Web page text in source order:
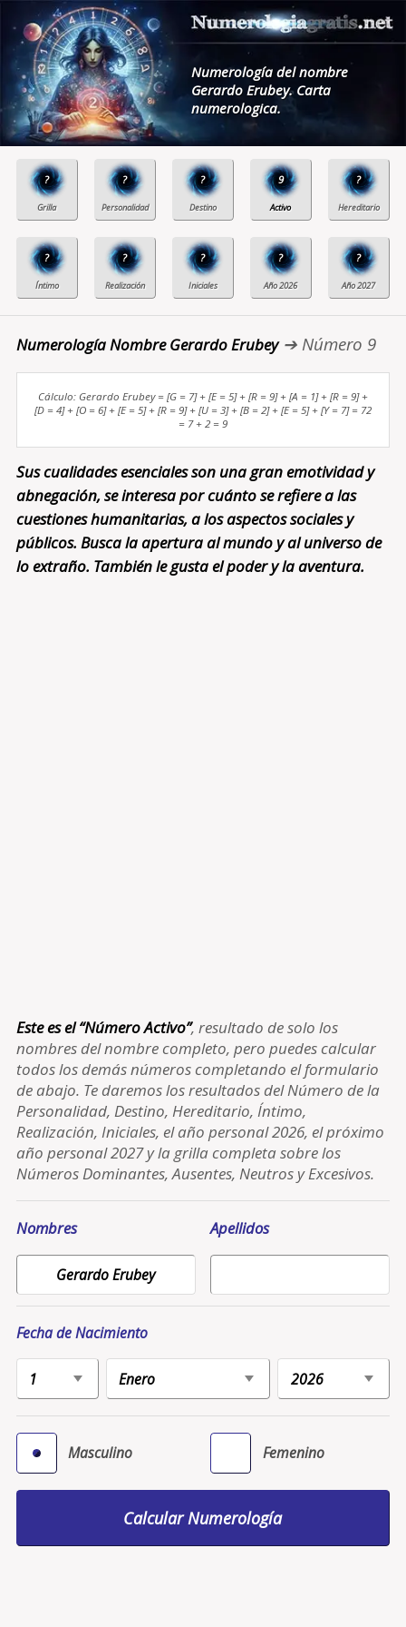
Numerología del nombre
Gerardo Erubey. Carta
numerologica.
? ? ? 9 ?
? ? ? ? ?
Numerología Nombre Gerardo Erubey➔ Número 9
Cálculo: Gerardo Erubey = [G = 7] + [E = 5] + [R = 9] + [A = 1] + [R = 9] +
[D = 4] + [O = 6] + [E = 5] + [R = 9] + [U = 3] + [B = 2] + [E = 5] + [Y = 7] = 72
= 7 + 2 = 9
Sus cualidades esenciales son una gran emotividad y
abnegación, se interesa por cuánto se refiere a las
cuestiones humanitarias, a los aspectos sociales y
públicos. Busca la apertura al mundo y al universo de
lo extraño. También le gusta el poder y la aventura.
Este es el “Número Activo”, resultado de solo los
nombres del nombre completo, pero puedes calcular
todos los demás números completando el formulario
de abajo. Te daremos los resultados del Número de la
Personalidad, Destino, Hereditario, Íntimo,
Realización, Iniciales, el año personal 2026, el próximo
año personal 2027 y la grilla completa sobre los
Números Dominantes, Ausentes, Neutros y Excesivos.
Nombres Apellidos
Fecha de Nacimiento
Masculino Femenino